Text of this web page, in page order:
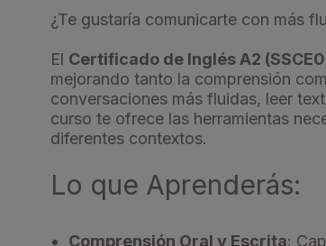
¿Te gustaría comunicarte con más
El Certificado de Inglés A2
mejorando tanto la comprensión
conversaciones más fluidas, leer
curso te ofrece las herramientas
diferentes contextos.
Lo que Aprenderás:
Comprensión Oral y Escrita: